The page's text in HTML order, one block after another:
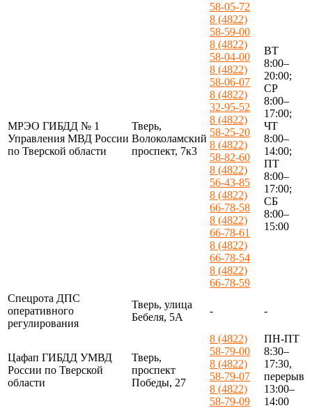
МРЭО ГИБДД № 1
Управления МВД России
по Тверской области
Тверь,
Волоколамский
проспект, 7к3
58-05-72
8 (4822)
58-59-00
8 (4822)
58-04-00
8 (4822)
58-06-07
8 (4822)
32-95-52
8 (4822)
58-25-20
8 (4822)
58-82-60
8 (4822)
56-43-85
8 (4822)
66-78-58
8 (4822)
66-78-61
8 (4822)
66-78-54
8 (4822)
66-78-59
ВТ
8:00–
20:00;
СР
8:00–
17:00;
ЧТ
8:00–
14:00;
ПТ
8:00–
17:00;
СБ
8:00–
15:00
Спецрота ДПС
оперативного
регулирования
Тверь, улица
Бебеля, 5А
- -
Цафап ГИБДД УМВД
России по Тверской
области
Тверь,
проспект
Победы, 27
8 (4822)
58-79-00
8 (4822)
58-79-07
8 (4822)
58-79-09
ПН-ПТ
8:30–
17:30,
перерыв
13:00–
14:00